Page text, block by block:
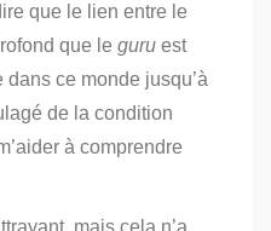
que le lien entre le
que le guru est
ce monde jusqu’à
de la condition
à comprendre